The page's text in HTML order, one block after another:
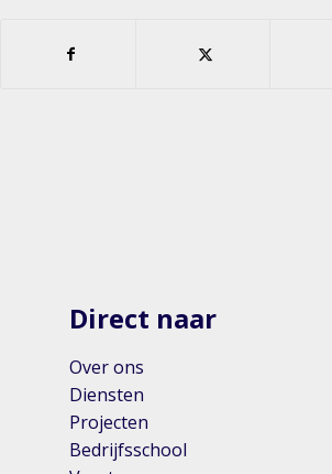
Direct naar
Over ons
Diensten
Projecten
Bedrijfsschool